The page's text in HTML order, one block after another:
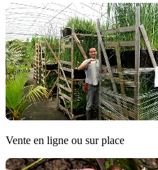
Vente en ligne ou sur place